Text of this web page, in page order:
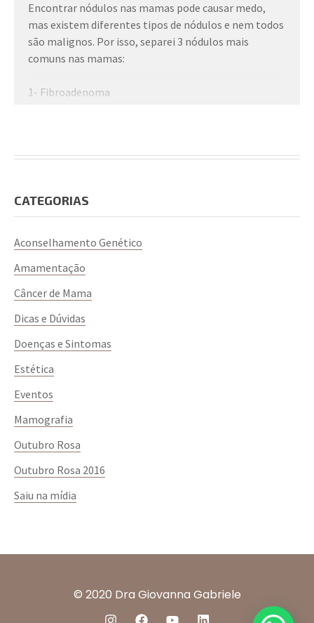
Encontrar nódulos nas mamas pode causar medo,
mas existem diferentes tipos de nódulos e nem todos
são malignos. Por isso, separei 3 nódulos mais
comuns nas mamas:
1- Fibroadenoma
Se você apalpou suas mamas e sentiu algum nódulo, é
mastologista.
CATEGORIAS
Aconselhamento Genético
Amamentação
Câncer de Mama
Dicas e Dúvidas
Doenças e Sintomas
Estética
Eventos
Mamografia
Outubro Rosa
Outubro Rosa 2016
Saiu na mídia
© 2020 Dra Giovanna Gabriele